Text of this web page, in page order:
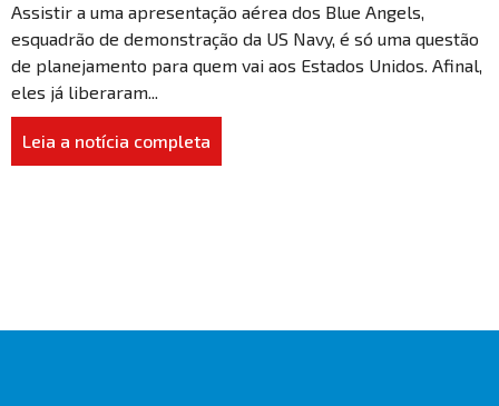
Assistir a uma apresentação aérea dos Blue Angels,
esquadrão de demonstração da US Navy, é só uma questão
de planejamento para quem vai aos Estados Unidos. Afinal,
eles já liberaram...
Leia a notícia completa